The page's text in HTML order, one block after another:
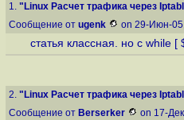
1. "Linux Расчет трафика через
Сообщение от ugenk on 29-Июн-
статья классная. но с
2. "Linux Расчет трафика через
Сообщение от Berserker on 17-